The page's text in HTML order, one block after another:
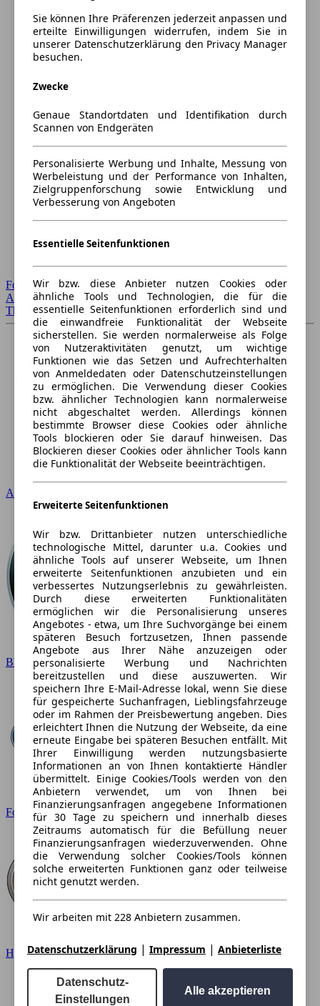
Forum Startseite
Alle Auto-Foren
Themen-Forum
Audi
BMW
Ford
Hyundai
Sie können Ihre Präferenzen jederzeit anpassen und
erteilte Einwilligungen widerrufen, indem Sie in
unserer Datenschutzerklärung den Privacy Manager
besuchen.
Zwecke
Genaue Standortdaten und Identifikation durch
Scannen von Endgeräten
Personalisierte Werbung und Inhalte, Messung von
Werbeleistung und der Performance von Inhalten,
Zielgruppenforschung sowie Entwicklung und
Verbesserung von Angeboten
Essentielle Seitenfunktionen
Wir bzw. diese Anbieter nutzen Cookies oder
ähnliche Tools und Technologien, die für die
essentielle Seitenfunktionen erforderlich sind und
die einwandfreie Funktionalität der Webseite
sicherstellen. Sie werden normalerweise als Folge
von Nutzeraktivitäten genutzt, um wichtige
Funktionen wie das Setzen und Aufrechterhalten
von Anmeldedaten oder Datenschutzeinstellungen
zu ermöglichen. Die Verwendung dieser Cookies
bzw. ähnlicher Technologien kann normalerweise
nicht abgeschaltet werden. Allerdings können
bestimmte Browser diese Cookies oder ähnliche
Tools blockieren oder Sie darauf hinweisen. Das
Blockieren dieser Cookies oder ähnlicher Tools kann
die Funktionalität der Webseite beeinträchtigen.
Erweiterte Seitenfunktionen
Wir bzw. Drittanbieter nutzen unterschiedliche
technologische Mittel, darunter u.a. Cookies und
ähnliche Tools auf unserer Webseite, um Ihnen
erweiterte Seitenfunktionen anzubieten und ein
verbessertes Nutzungserlebnis zu gewährleisten.
Durch diese erweiterten Funktionalitäten
ermöglichen wir die Personalisierung unseres
Angebotes - etwa, um Ihre Suchvorgänge bei einem
späteren Besuch fortzusetzen, Ihnen passende
Angebote aus Ihrer Nähe anzuzeigen oder
personalisierte Werbung und Nachrichten
bereitzustellen und diese auszuwerten. Wir
speichern Ihre E-Mail-Adresse lokal, wenn Sie diese
für gespeicherte Suchanfragen, Lieblingsfahrzeuge
oder im Rahmen der Preisbewertung angeben. Dies
erleichtert Ihnen die Nutzung der Webseite, da eine
erneute Eingabe bei späteren Besuchen entfällt. Mit
Ihrer Einwilligung werden nutzungsbasierte
Informationen an von Ihnen kontaktierte Händler
übermittelt. Einige Cookies/Tools werden von den
Anbietern verwendet, um von Ihnen bei
Finanzierungsanfragen angegebene Informationen
für 30 Tage zu speichern und innerhalb dieses
Zeitraums automatisch für die Befüllung neuer
Finanzierungsanfragen wiederzuverwenden. Ohne
die Verwendung solcher Cookies/Tools können
solche erweiterten Funktionen ganz oder teilweise
nicht genutzt werden.
Wir arbeiten mit 228 Anbietern zusammen.
Datenschutzerklärung | Impressum | Anbieterliste
Datenschutz-
Einstellungen
Alle akzeptieren